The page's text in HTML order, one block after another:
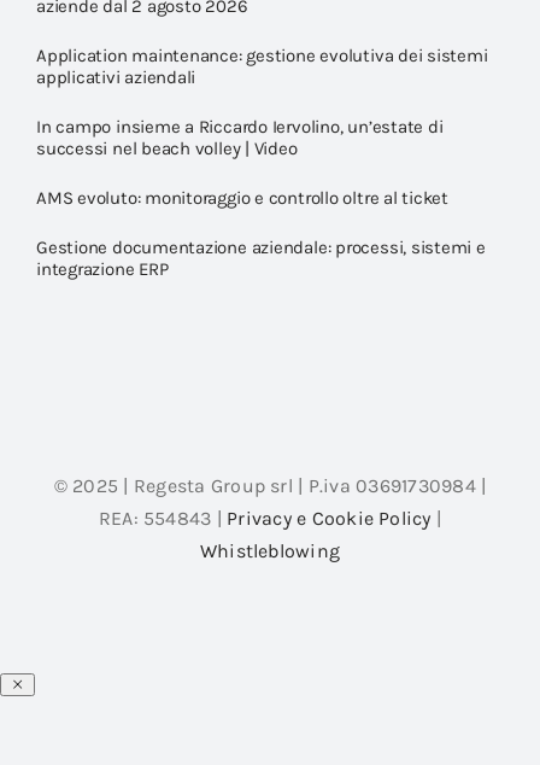
aziende dal 2 agosto 2026
Application maintenance: gestione evolutiva dei sistemi
applicativi aziendali
In campo insieme a Riccardo Iervolino, un’estate di
successi nel beach volley | Video
AMS evoluto: monitoraggio e controllo oltre al ticket
Gestione documentazione aziendale: processi, sistemi e
integrazione ERP
© 2025 | Regesta Group srl | P.iva 03691730984 |
REA: 554843 | Privacy e Cookie Policy |
Whistleblowing